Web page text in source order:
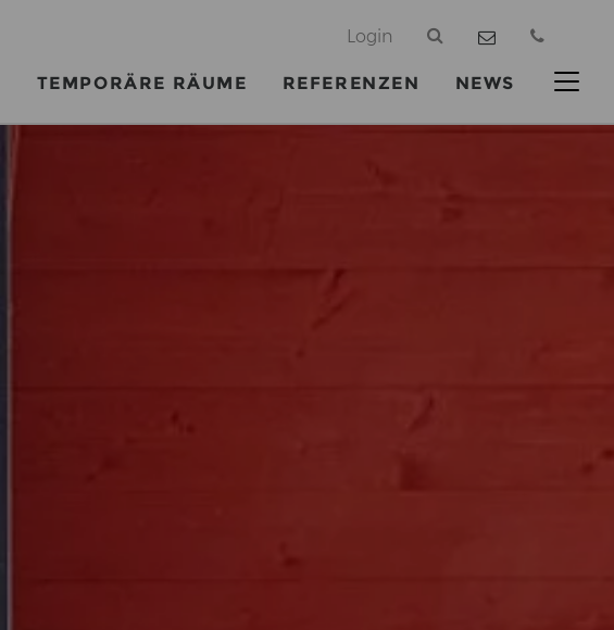
Login
TEMPORÄRE RÄUME REFERENZEN NEWS